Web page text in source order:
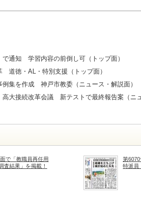
通知 学習内容の前倒し可（トップ面）
道徳・AL・特別支援（トップ面）
例集を作成 神戸市教委（ニュース・解説面）
大接続改革会議 新テストで最終報告案（ニュ
で「教職員再任用
査結果」を掲載！
第
特派員